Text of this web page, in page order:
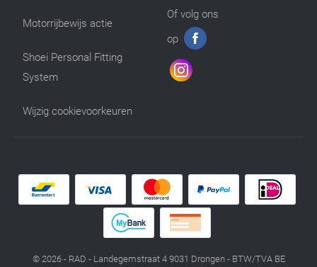
Motorrijbewijs actie
Shoei Personal Fitting
System
Wijzig cookievoorkeuren
Of volg ons
op
© 2026 - RAD - Landegemstraat 4 9031 Drongen - BTW/TVA BE